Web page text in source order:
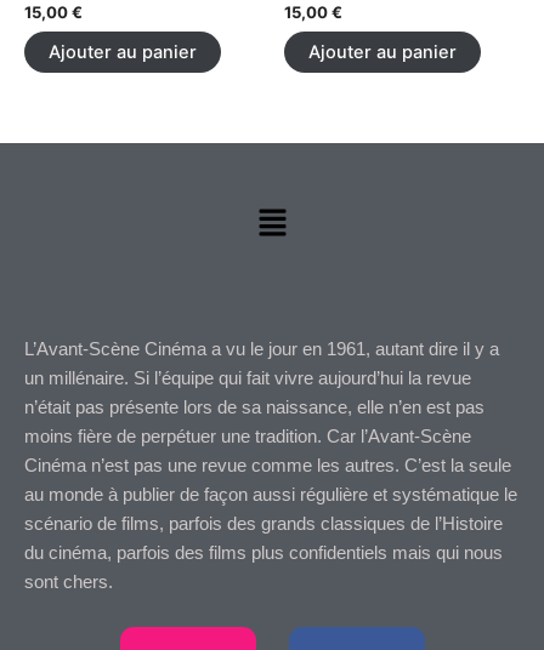
15,00€
Ajouter au panier
15,00€
Ajouter au panier
Menu
L’Avant-Scène Cinéma a vu le jour en 1961, autant dire il y a
un millénaire. Si l’équipe qui fait vivre aujourd’hui la revue
n’était pas présente lors de sa naissance, elle n’en est pas
moins fière de perpétuer une tradition. Car l’Avant-Scène
Cinéma n’est pas une revue comme les autres. C’est la seule
au monde à publier de façon aussi régulière et systématique le
scénario de films, parfois des grands classiques de l’Histoire
du cinéma, parfois des films plus confidentiels mais qui nous
sont chers.